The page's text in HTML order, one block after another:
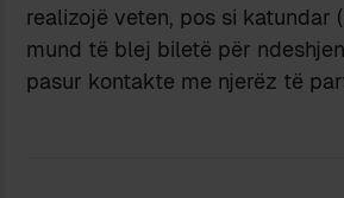
realizojë veten, pos si katundar
mund të blej biletë për
pasur kontakte me njerëz të